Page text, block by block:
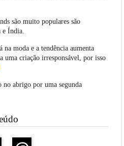
são muito populares são
e Índia.
na moda e a tendência aumenta
uma criação irresponsável, por isso
no abrigo por uma segunda